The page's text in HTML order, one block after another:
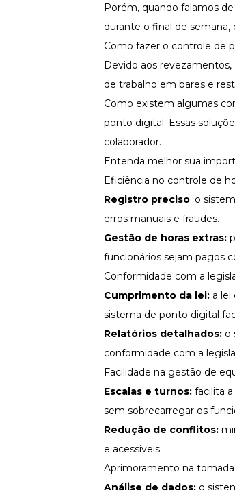
Porém, quando falamos
durante o final de
Como fazer o controle de
Devido aos revezamentos,
de trabalho em bares e
Como existem algumas
ponto digital. Essas
colaborador.
Entenda melhor sua
Eficiência no controle de
Registro preciso: o
erros manuais e fraudes.
Gestão de horas extras:
funcionários sejam pagos
Conformidade com a
Cumprimento da lei: a lei
sistema de ponto digital
Relatórios detalhados: o
conformidade com a
Facilidade na gestão de
Escalas e turnos: facilita
sem sobrecarregar os
Redução de conflitos:
e acessíveis.
Aprimoramento na
Análise de dados: o